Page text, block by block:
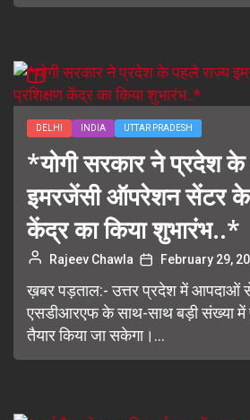
DELHI INDIA UTTAR PRADESH
*योगी सरकार ने प्रदेश के
इमरजेंसी ऑपरेशन सेंटर के
केंद्र का किया शुभारंभ..*
Rajeev Chawla February 29,
ख़बर पड़ताल:- उत्तर प्रदेश में आपदाओं
एसडीआरएफ के साथ-साथ बड़ी संख्या में
तैयार किया जा सकेगा।...